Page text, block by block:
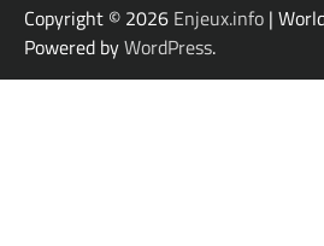
Copyright © 2026 Enjeux.info |
Powered byWordPress.